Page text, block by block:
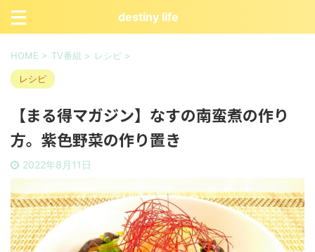
destiny life
HOME > TV番組 > レシピ >
レシピ
【まる得マガジン】なすの南蛮煮の作り
方。紫色野菜の作り置き
2022年8月11日